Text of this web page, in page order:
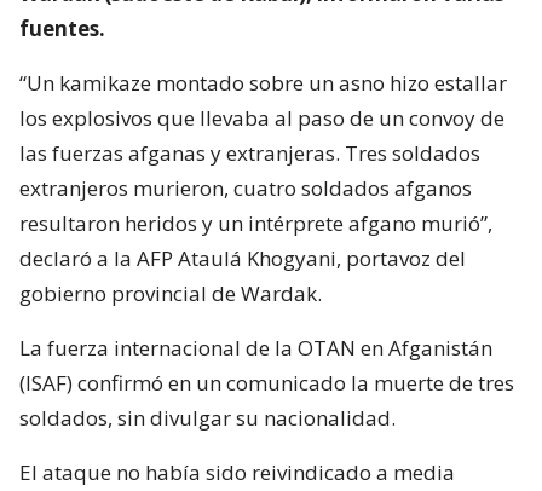
fuentes.
“Un kamikaze montado sobre un asno hizo estallar
los explosivos que llevaba al paso de un convoy de
las fuerzas afganas y extranjeras. Tres soldados
extranjeros murieron, cuatro soldados afganos
resultaron heridos y un intérprete afgano murió”,
declaró a la AFP Ataulá Khogyani, portavoz del
gobierno provincial de Wardak.
La fuerza internacional de la OTAN en Afganistán
(ISAF) confirmó en un comunicado la muerte de tres
soldados, sin divulgar su nacionalidad.
El ataque no había sido reivindicado a media